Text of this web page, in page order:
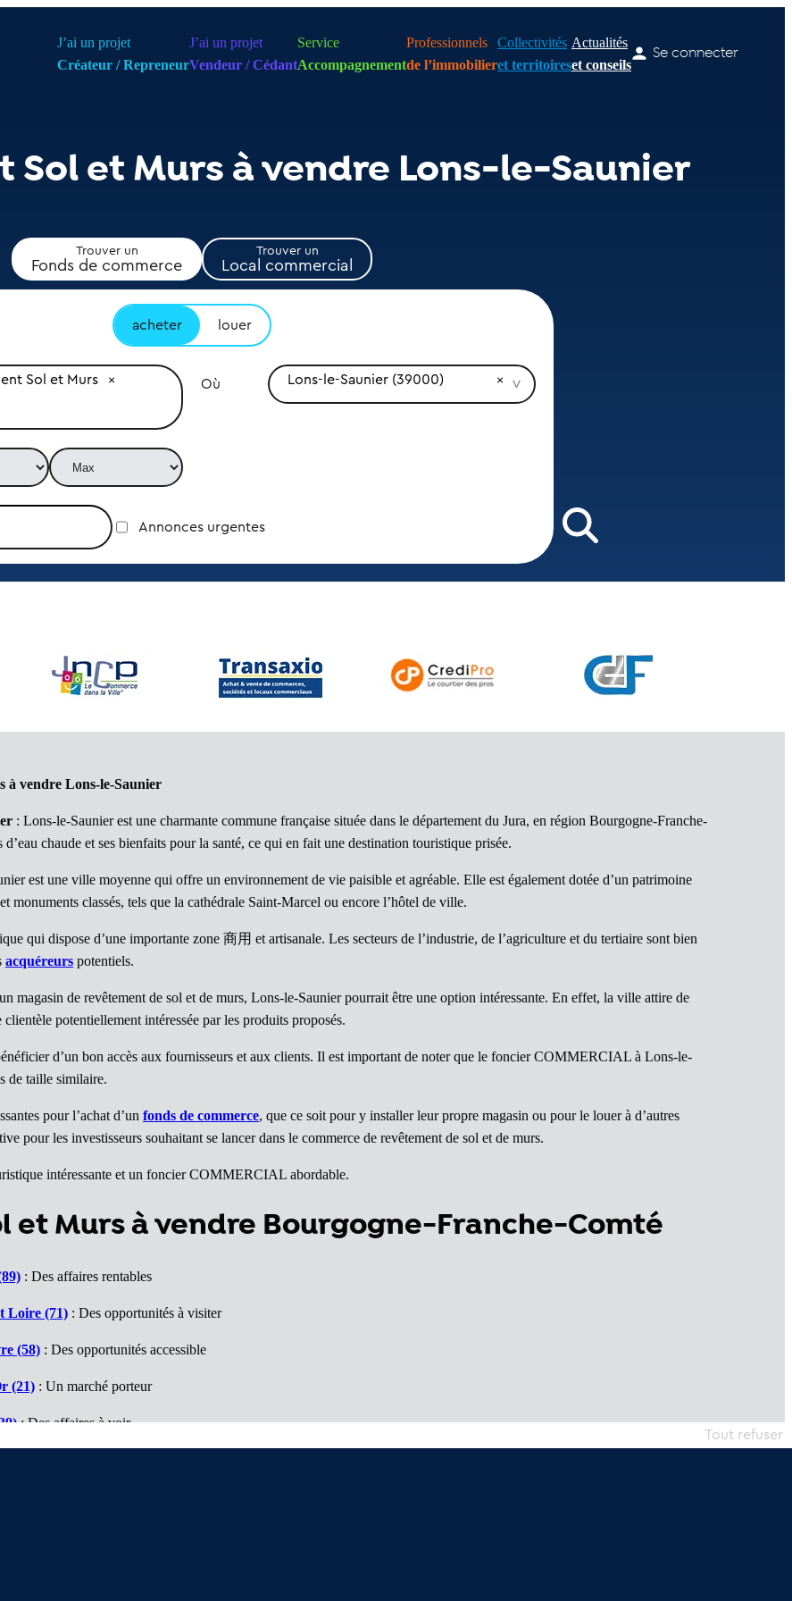
J’ai un projet
Créateur / Repreneur
J’ai un projet
Vendeur / Cédant
Service
Accompagnement
Professionnels
de l’immobilier
Collectivités
et territoires
Actualités
et conseils
Se connecter
Sol et Murs à vendre Lons-le-Saunier
Trouver un
Fonds de commerce
Trouver un
Local commercial
acheter louer
Sol et Murs Où Lons-le-Saunier (39000)
Annonces urgentes
à vendre Lons-le-Saunier
: Lons-le-Saunier est une charmante commune française située dans le département du Jura, en région Bourgogne-Franche-
chaude et ses bienfaits pour la santé, ce qui en fait une destination touristique prisée.
est une ville moyenne qui offre un environnement de vie paisible et agréable. Elle est également dotée d’un patrimoine
monuments classés, tels que la cathédrale Saint-Marcel ou encore l’hôtel de ville.
qui dispose d’une importante zone 商用 et artisanale. Les secteurs de l’industrie, de l’agriculture et du tertiaire sont bien
acquéreurs potentiels.
magasin de revêtement de sol et de murs, Lons-le-Saunier pourrait être une option intéressante. En effet, la ville attire de
potentiellement intéressée par les produits proposés.
d’un bon accès aux fournisseurs et aux clients. Il est important de noter que le foncier COMMERCIAL à Lons-le-
de taille similaire.
pour l’achat d’un fonds de commerce, que ce soit pour y installer leur propre magasin ou pour le louer à d’autres
pour les investisseurs souhaitant se lancer dans le commerce de revêtement de sol et de murs.
intéressante et un foncier COMMERCIAL abordable.
et Murs à vendre Bourgogne-Franche-Comté
: Des affaires rentables
Loire (71) : Des opportunités à visiter
(58) : Des opportunités accessible
(21) : Un marché porteur
: Des affaires à voir
Tout refuser